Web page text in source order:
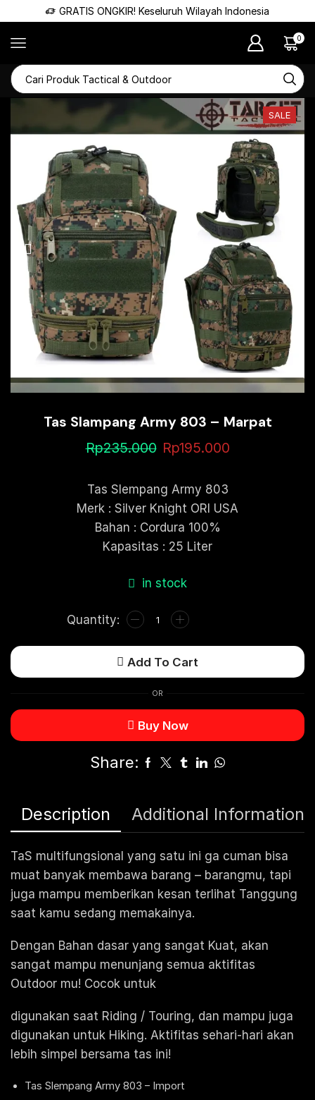
GRATIS ONGKIR! Keseluruh Wilayah Indonesia
0
SALE
Tas Slampang Army 803 – Marpat
Rp235.000 Rp195.000
Tas Slempang Army 803
Merk : Silver Knight ORI USA
Bahan : Cordura 100%
Kapasitas : 25 Liter
in stock
Add To Cart
OR
Buy Now
Share:
Description Additional Information
TaS multifungsional yang satu ini ga cuman bisa
muat banyak membawa barang – barangmu, tapi
juga mampu memberikan kesan terlihat Tanggung
saat kamu sedang memakainya.
Dengan Bahan dasar yang sangat Kuat, akan
sangat mampu menunjang semua aktifitas
Outdoor mu! Cocok untuk
digunakan saat Riding / Touring, dan mampu juga
digunakan untuk Hiking. Aktifitas sehari-hari akan
lebih simpel bersama tas ini!
Tas Slempang Army 803 – Import